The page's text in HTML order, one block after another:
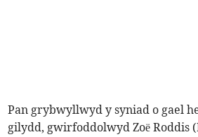
Pan grybwyllwyd y syniad o gael
gilydd, gwirfoddolwyd Zoë Roddis